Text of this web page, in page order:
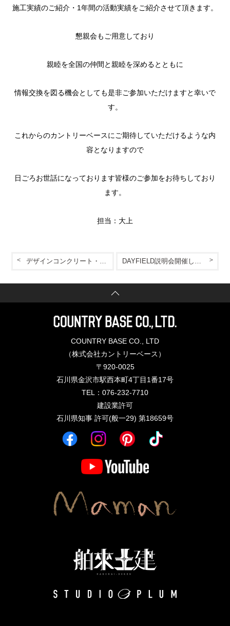
施工実績のご紹介・1年間の活動実績をご紹介させて頂きます。
懇親会もご用意しており
親睦を全国の仲間と親睦を深めるとともに
情報交換を図る機会としても是非ご参加いただけますと幸いで
す。
これからのカントリーベースにご期待していただけるような内
容となりますので
日ごろお世話になっております皆様のご参加をお待ちしており
ます。
担当：大上
DAYFIELD説明会開催します
デザインコンクリート・プチ勉強会
COUNTRY BASE CO., LTD
（株式会社カントリーベース）
〒920-0025
石川県金沢市駅西本町4丁目1番17号
TEL：076-232-7710
建設業許可
石川県知事 許可(般一29) 第18659号